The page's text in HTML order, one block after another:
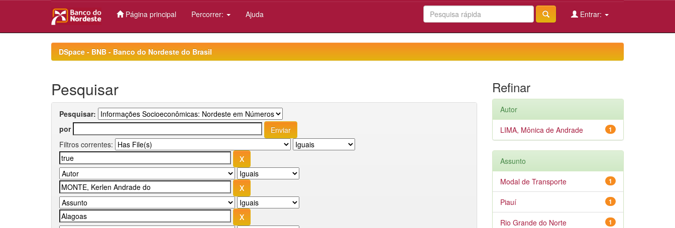
Página principal Percorrer: Ajuda Entrar:
DSpace - BNB - Banco do Nordeste do Brasil
Pesquisar
Pesquisar:
por
Filtros correntes:
Refinar
Autor
1
LIMA, Mônica de Andrade
Assunto
1
Modal de Transporte
1
Piauí
1
Rio Grande do Norte